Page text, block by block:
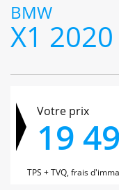
BMW
X1 2020
Votre prix
19
TPS + TVQ, frais